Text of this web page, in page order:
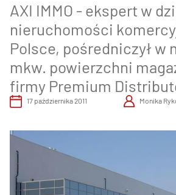
AXI IMMO - ekspert w
nieruchomości
Polsce, pośredniczył w
mkw. powierzchni
firmy Premium
17 października 2011 Monika